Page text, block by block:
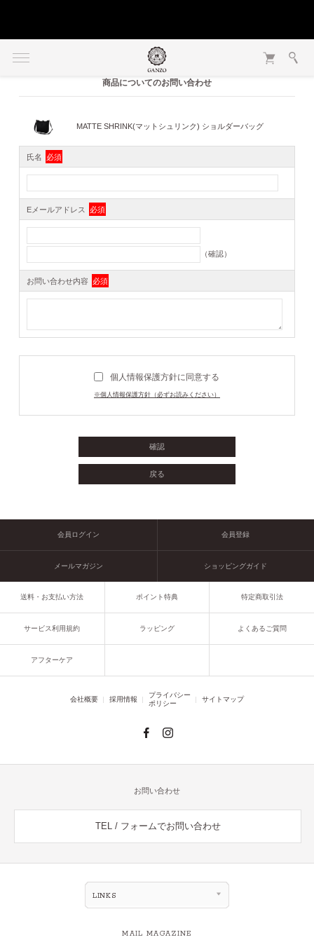
商品についてのお問い合わせ
MATTE SHRINK(マットシュリンク) ショルダーバッグ
氏名 必須
Eメールアドレス 必須
（確認）
お問い合わせ内容 必須
個人情報保護方針に同意する
※個人情報保護方針（必ずお読みください）
会員ログイン 会員登録
メールマガジン ショッピングガイド
送料・お支払い方法 ポイント特典 特定商取引法
サービス利用規約 ラッピング よくあるご質問
アフターケア
会社概要 採用情報
プライバシー
ポリシー
サイトマップ
お問い合わせ
TEL / フォームでお問い合わせ
LINKS
MAIL MAGAZINE